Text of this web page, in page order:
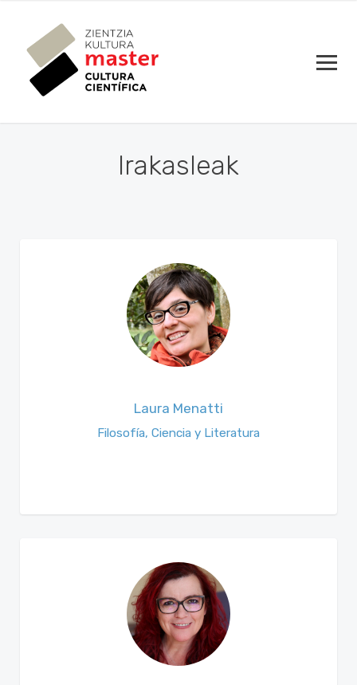
Irakasleak
Laura Menatti
Filosofía, Ciencia y Literatura